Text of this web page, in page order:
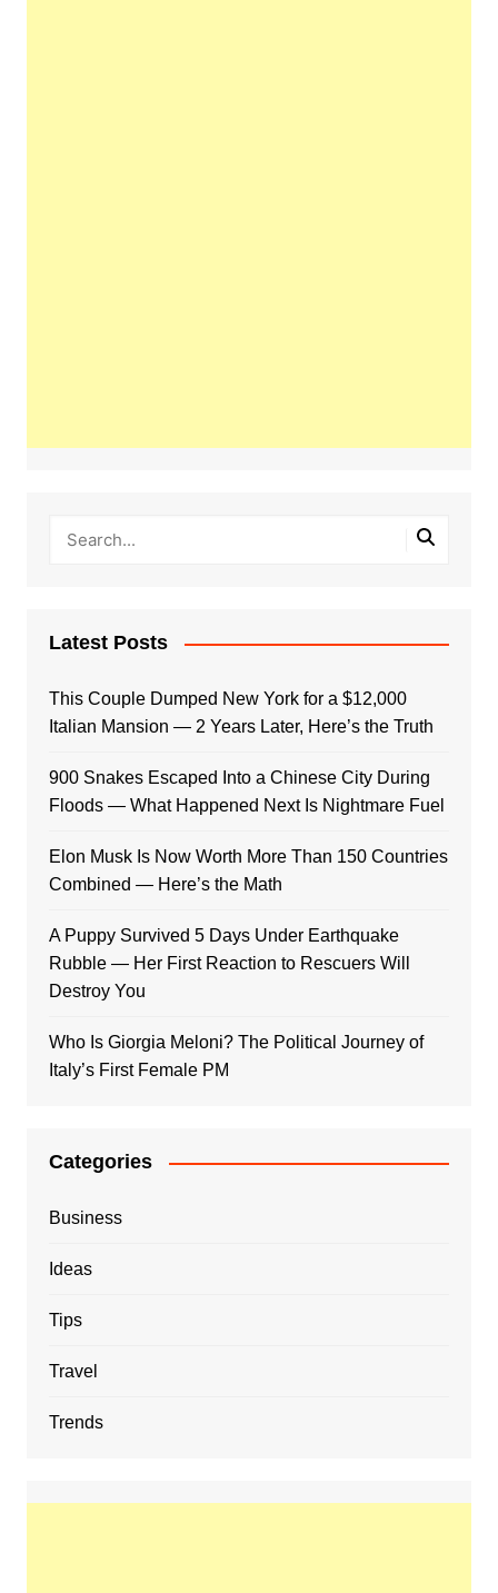
Latest Posts
This Couple Dumped New York for a $12,000
Italian Mansion — 2 Years Later, Here’s the Truth
900 Snakes Escaped Into a Chinese City During
Floods — What Happened Next Is Nightmare Fuel
Elon Musk Is Now Worth More Than 150 Countries
Combined — Here’s the Math
A Puppy Survived 5 Days Under Earthquake
Rubble — Her First Reaction to Rescuers Will
Destroy You
Who Is Giorgia Meloni? The Political Journey of
Italy’s First Female PM
Categories
Business
Ideas
Tips
Travel
Trends